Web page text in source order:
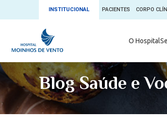
INSTITUCIONAL PACIENTES CORPO
O Hospital
Serviços Médicos
Núcleos e Especialidades
Exames
Blog Saúde e